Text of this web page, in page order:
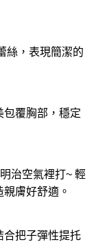
絲，表現簡潔的
包覆胸部，穩定
治空氣裡打~ 輕
膚好舒適。
合把子彈性提托